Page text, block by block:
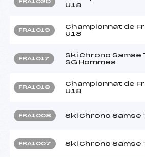
FRA1020
U18
FRA1019
Championnat de
U18
FRA1017
Ski Chrono Samse
SG Hommes
FRA1018
Championnat de
U18
FRA1008 Ski Chrono Samse
FRA1007 Ski Chrono Samse